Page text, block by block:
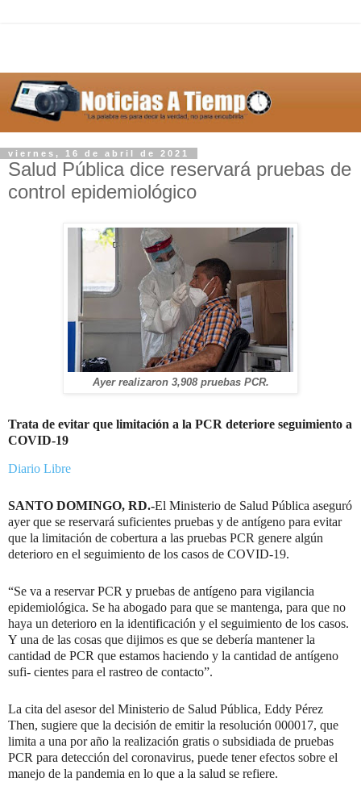
viernes, 16 de abril de 2021
Salud Pública dice reservará pruebas de
control epidemiológico
Ayer realizaron 3,908 pruebas PCR.
Trata de evitar que limitación a la PCR deteriore seguimiento a
COVID-19
Diario Libre
SANTO DOMINGO, RD.-El Ministerio de Salud Pública aseguró
ayer que se reservará suficientes pruebas y de antígeno para evitar
que la limitación de cobertura a las pruebas PCR genere algún
deterioro en el seguimiento de los casos de COVID-19.
“Se va a reservar PCR y pruebas de antígeno para vigilancia
epidemiológica. Se ha abogado para que se mantenga, para que no
haya un deterioro en la identificación y el seguimiento de los casos.
Y una de las cosas que dijimos es que se debería mantener la
cantidad de PCR que estamos haciendo y la cantidad de antígeno
sufi- cientes para el rastreo de contacto”.
La cita del asesor del Ministerio de Salud Pública, Eddy Pérez
Then, sugiere que la decisión de emitir la resolución 000017, que
limita a una por año la realización gratis o subsidiada de pruebas
PCR para detección del coronavirus, puede tener efectos sobre el
manejo de la pandemia en lo que a la salud se refiere.